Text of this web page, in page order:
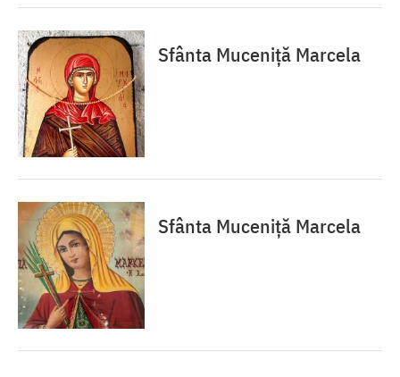
Sfânta Muceniță Marcela
Sfânta Muceniță Marcela